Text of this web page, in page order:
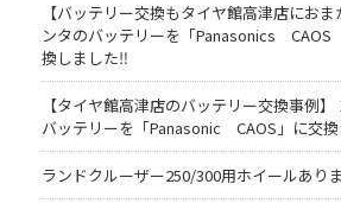
【バッテリー交換もタイヤ館高津店にお
ンタのバッテリーを「Panasonics
換しました‼
【タイヤ館高津店のバッテリー交換事例
バッテリーを「Panasonic CAOS」に交換
ランドクルーザー250/300用ホイールあり